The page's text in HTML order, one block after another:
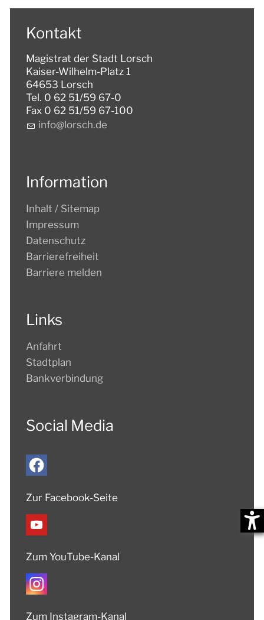
Kontakt
Magistrat der Stadt Lorsch
Kaiser-Wilhelm-Platz 1
64653 Lorsch
Tel. 0 62 51/59 67-0
Fax 0 62 51/59 67-100
nf
l rsch d
Information
Inhalt / Sitemap
Impressum
Datenschutz
Barrierefreiheit
Barriere melden
Links
Anfahrt
Stadtplan
Bankverbindung
Social Media
Zur Facebook-Seite
Zum YouTube-Kanal
Zum Instagram-Kanal